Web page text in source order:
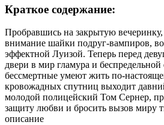
Краткое содержание:
Пробравшись на закрытую
внимание шайки подруг-вампиров,
эффектной Луизой. Теперь перед
двери в мир гламура и беспредельной
бессмертные умеют жить по-
кровожадных спутниц выходит
молодой полицейский Том Сернер,
защиту любви и бросить вызов миру
описание